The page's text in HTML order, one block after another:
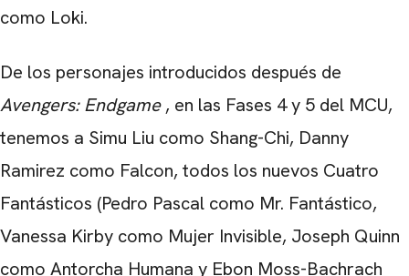
como Loki.
De los personajes introducidos después de
Avengers: Endgame, en las Fases 4 y 5 del MCU,
tenemos a Simu Liu como Shang-Chi, Danny
Ramirez como Falcon, todos los nuevos Cuatro
Fantásticos (Pedro Pascal como Mr. Fantástico,
Vanessa Kirby como Mujer Invisible, Joseph Quinn
como Antorcha Humana y Ebon Moss-Bachrach
CARREGANDO PUBLICIDADE